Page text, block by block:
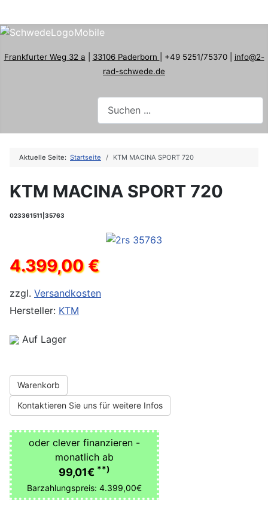
Frankfurter Weg 32 a 33106 Paderborn | +49 5251/75370 | info@2-
rad-schwede.de
Aktuelle Seite: Startseite KTM MACINA SPORT 720
KTM MACINA SPORT 720
023361511|35763
4.399,00 €
zzgl. Versandkosten
Hersteller: KTM
Auf Lager
Warenkorb
Kontaktieren Sie uns für weitere Infos
oder clever finanzieren -
monatlich ab
99,01€ **)
Barzahlungspreis: 4.399,00€